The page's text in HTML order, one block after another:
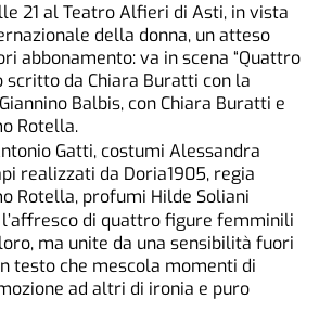
21 al Teatro Alfieri di Asti, in vista
della donna, un atteso
abbonamento: va in scena “Quattro
scritto da Chiara Buratti con la
Balbis, con Chiara Buratti e
Rotella.
Gatti, costumi Alessandra
realizzati da Doria1905, regia
Rotella, profumi Hilde Soliani
di quattro figure femminili
ma unite da una sensibilità fuori
testo che mescola momenti di
ad altri di ironia e puro